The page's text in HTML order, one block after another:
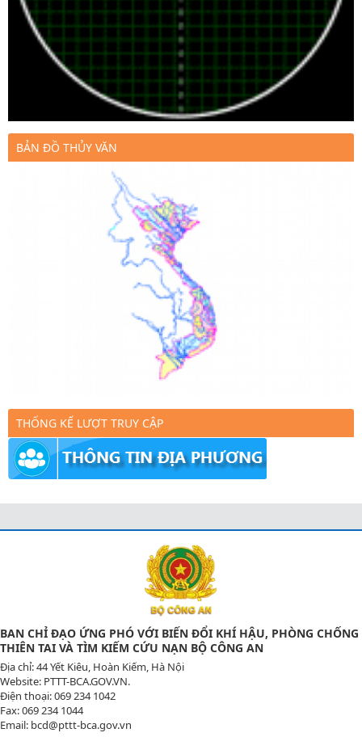
BẢN ĐỒ THỦY VĂN
THỐNG KẾ LƯỢT TRUY CẬP
BAN CHỈ ĐẠO ỨNG PHÓ VỚI BIẾN ĐỔI KHÍ HẬU, PHÒNG CHỐNG
THIÊN TAI VÀ TÌM KIẾM CỨU NẠN BỘ CÔNG AN
Địa chỉ: 44 Yết Kiêu, Hoàn Kiếm, Hà Nội
Website: PTTT-BCA.GOV.VN.
Điện thoại: 069 234 1042
Fax: 069 234 1044
Email: bcd@pttt-bca.gov.vn